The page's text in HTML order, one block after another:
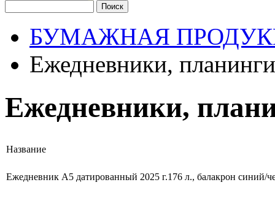
БУМАЖНАЯ
Ежедневники, планинги
Ежедневники,
Название
Ежедневник А5 датированный 2025 г.176 л., балакрон синий/